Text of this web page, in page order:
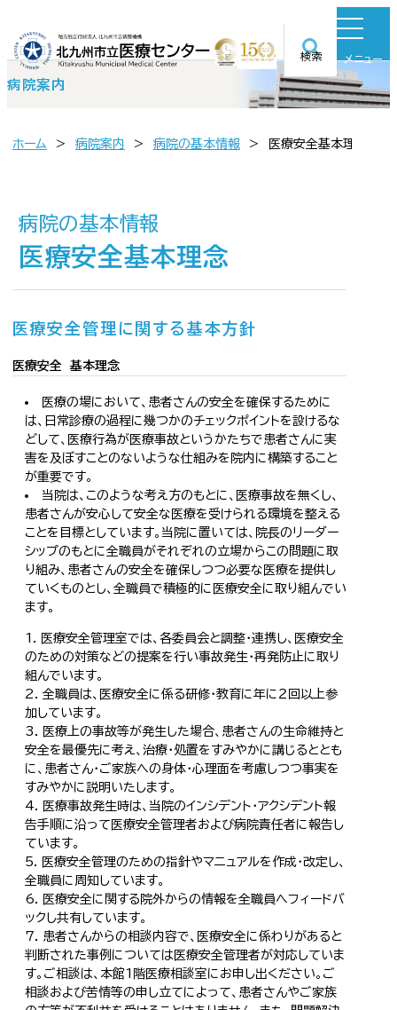
検索 メニュー
病院案内
ホーム 病院案内 病院の基本情報 医療安全基本理念
病院の基本情報
医療安全基本理念
医療安全管理に関する基本方針
医療安全 基本理念
医療の場において、患者さんの安全を確保するために
は、日常診療の過程に幾つかのチェックポイントを設けるな
どして、医療行為が医療事故というかたちで患者さんに実
害を及ぼすことのないような仕組みを院内に構築すること
が重要です。
当院は、このような考え方のもとに、医療事故を無くし、
患者さんが安心して安全な医療を受けられる環境を整える
ことを目標としています。当院に置いては、院長のリーダー
シップのもとに全職員がそれぞれの立場からこの問題に取
り組み、患者さんの安全を確保しつつ必要な医療を提供し
ていくものとし、全職員で積極的に医療安全に取り組んでい
ます。
医療安全管理室では、各委員会と調整・連携し、医療安全
のための対策などの提案を行い事故発生・再発防止に取り
組んでいます。
全職員は、医療安全に係る研修・教育に年に２回以上参
加しています。
医療上の事故等が発生した場合、患者さんの生命維持と
安全を最優先に考え、治療・処置をすみやかに講じるととも
に、患者さん・ご家族への身体・心理面を考慮しつつ事実を
すみやかに説明いたします。
医療事故発生時は、当院のインシデント・アクシデント報
告手順に沿って医療安全管理者および病院責任者に報告し
ています。
医療安全管理のための指針やマニュアルを作成・改定し、
全職員に周知しています。
医療安全に関する院外からの情報を全職員へフィードバ
ックし共有しています。
患者さんからの相談内容で、医療安全に係わりがあると
判断された事例については医療安全管理者が対応していま
す。ご相談は、本館1階医療相談室にお申し出ください。ご
相談および苦情等の申し立てによって、患者さんやご家族